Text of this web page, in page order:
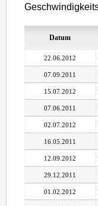
Datum
22.06.2012
07.09.2011
15.07.2012
07.06.2011
02.07.2012
16.05.2011
12.09.2012
29.12.2011
01.02.2012